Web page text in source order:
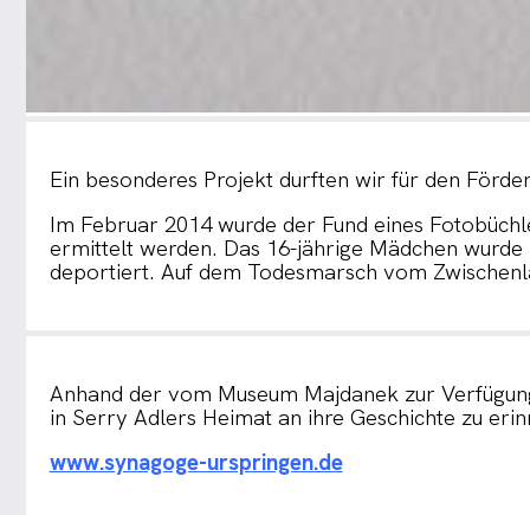
Ein besonderes Projekt durften wir für den
Im Februar 2014 wurde der Fund eines
ermittelt werden. Das 16-jährige Mädchen
deportiert. Auf dem Todesmarsch vom
Anhand der vom Museum Majdanek zur
in Serry Adlers Heimat an ihre Geschichte zu
www.synagoge-urspringen.de